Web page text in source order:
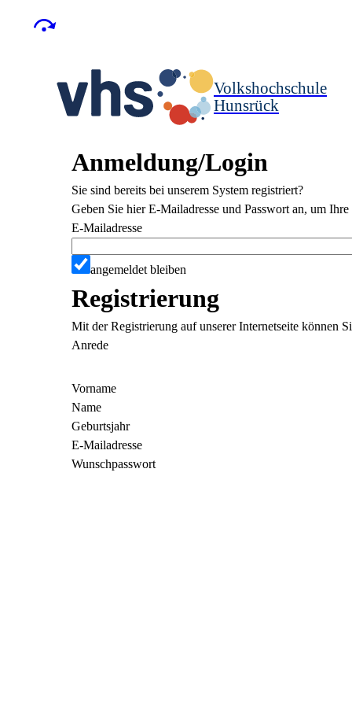
Volkshochschule
Hunsrück
Anmeldung/Login
Sie sind bereits bei unserem System registriert?
Geben Sie hier E-Mailadresse und Passwort an, um
E-Mailadresse
angemeldet bleiben
Registrierung
Mit der Registrierung auf unserer Internetseite können
Anrede
Vorname
Name
Geburtsjahr
E-Mailadresse
Wunschpasswort